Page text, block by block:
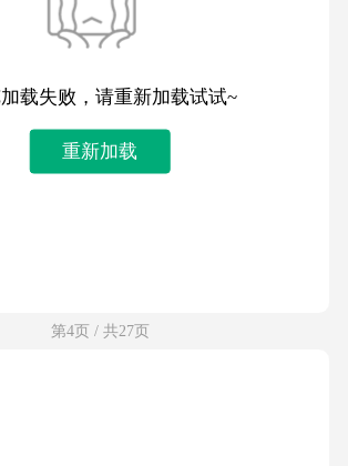
载失败，请重新加载试试~
重新加载
第4页 / 共27页